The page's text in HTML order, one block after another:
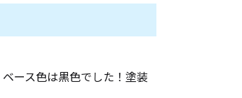
ース色は黒色でした！塗装